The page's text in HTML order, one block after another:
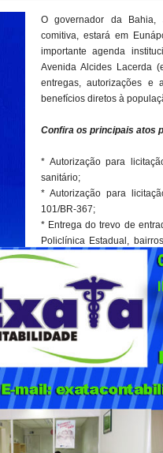
O governador da Bahia,
comitiva, estará em
importante agenda
Avenida Alcides Lacerda
entregas, autorizações e
benefícios diretos à
Confira os principais atos
* Autorização para
sanitário;
* Autorização para
101/BR-367;
* Entrega do trevo de
Policlínica Estadual,
viário);
* Visita às obras de
Básica e Tecnológica de
* Lançamento da pedra
* Entrega de títulos de
* Entrega do Título de
Rodrigues;
* Entrega de
entre o Governo do Estado
O prefeito Robério
governador em
Rodrigues e toda a sua